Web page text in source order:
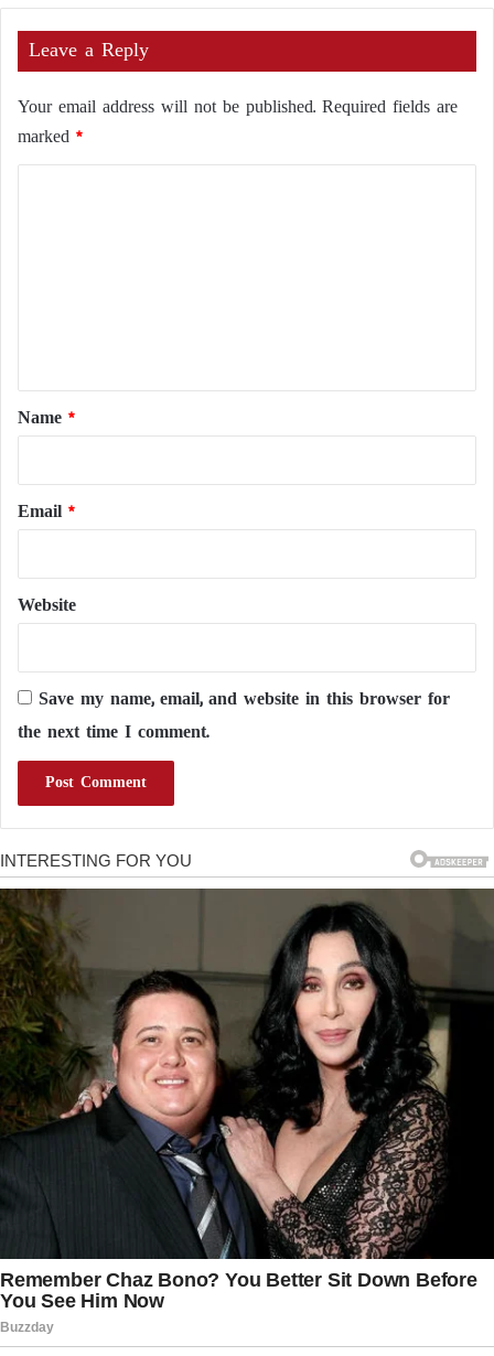
Leave a Reply
Your email address will not be published. Required fields are
marked *
*
Name *
Email *
Website
Save my name, email, and website in this browser for
the next time I comment.